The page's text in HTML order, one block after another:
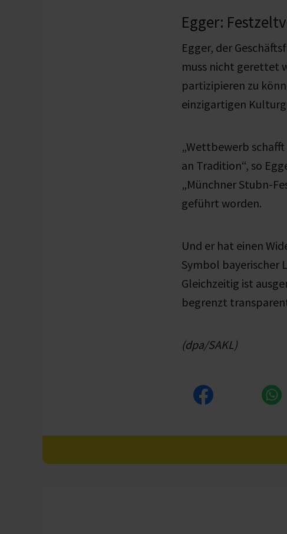
Egger:
Egger, der
muss nicht gerettet
partizipieren zu
einzigartigen
„Wettbewerb
an Tradition“, so
„Münchner Stubn-
geführt worden.
Und er hat einen
Symbol bayerischer
Gleichzeitig ist
begrenzt
(dpa/SAKL)